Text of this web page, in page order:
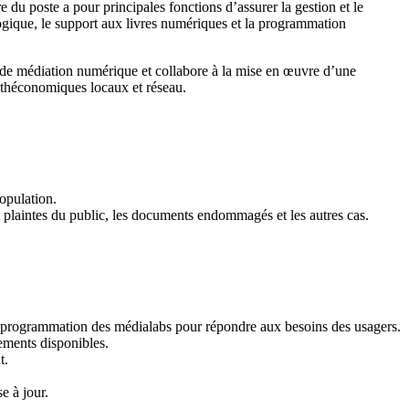
poste a pour principales fonctions d’assurer la gestion et le
le support aux livres numériques et la programmation
médiation numérique et collabore à la mise en œuvre d’une
locaux et réseau.
du public, les documents endommagés et les autres cas.
des médialabs pour répondre aux besoins des usagers.
disponibles.
à jour.